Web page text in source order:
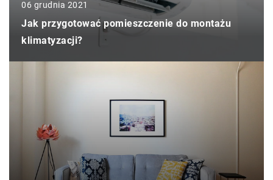
06 grudnia 2021
Jak przygotować pomieszczenie do montażu
klimatyzacji?